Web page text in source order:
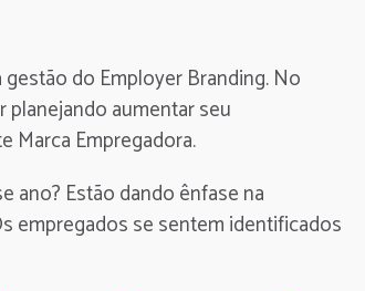
do Employer Branding. No
aumentar seu
Marca Empregadora.
ano? Estão dando ênfase na
empregados se sentem identificados